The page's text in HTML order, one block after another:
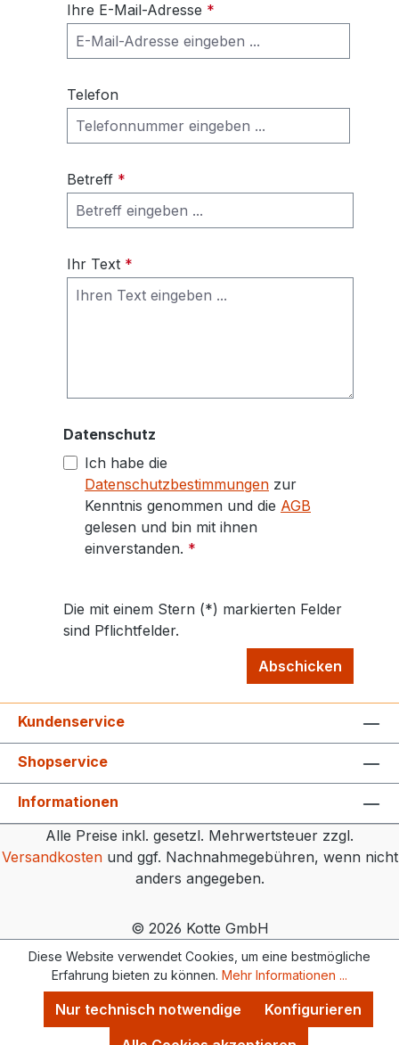
Ihre E-Mail-Adresse *
Telefon
Betreff *
Ihr Text *
Datenschutz
Ich habe die
Datenschutzbestimmungen zur
Kenntnis genommen und die AGB
gelesen und bin mit ihnen
einverstanden. *
Die mit einem Stern (*) markierten Felder
sind Pflichtfelder.
Abschicken
Kundenservice
Shopservice
Informationen
Alle Preise inkl. gesetzl. Mehrwertsteuer zzgl.
Versandkostenund ggf. Nachnahmegebühren, wenn nicht
anders angegeben.
© 2026 Kotte GmbH
Diese Website verwendet Cookies, um eine bestmögliche
Erfahrung bieten zu können. Mehr Informationen ...
Nur technisch notwendige
Konfigurieren